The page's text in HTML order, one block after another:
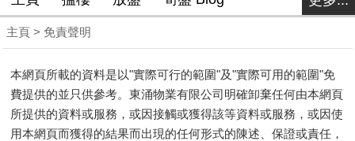
主頁 > 免責聲明
本網頁所載的資料是以"實際可行的範圍"及"實際可用的範圍"免
費提供的並只供參考。東涌物業有限公司明確卸棄任何由本網頁
所提供的資料或服務，或因接觸或獲得該等資料或服務，或因使
用本網頁而獲得的結果而出現的任何形式的陳述、保證或責任，